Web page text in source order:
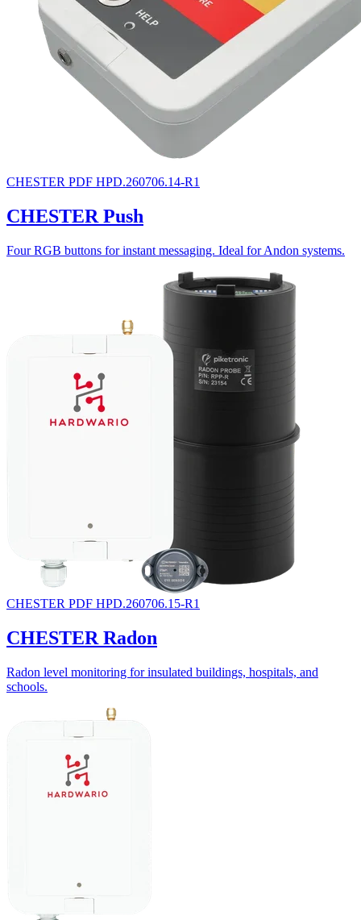
CHESTER PDF HPD.260706.14-R1
CHESTER Push
Four RGB buttons for instant messaging. Ideal for Andon systems.
CHESTER PDF HPD.260706.15-R1
CHESTER Radon
Radon level monitoring for insulated buildings, hospitals, and
schools.